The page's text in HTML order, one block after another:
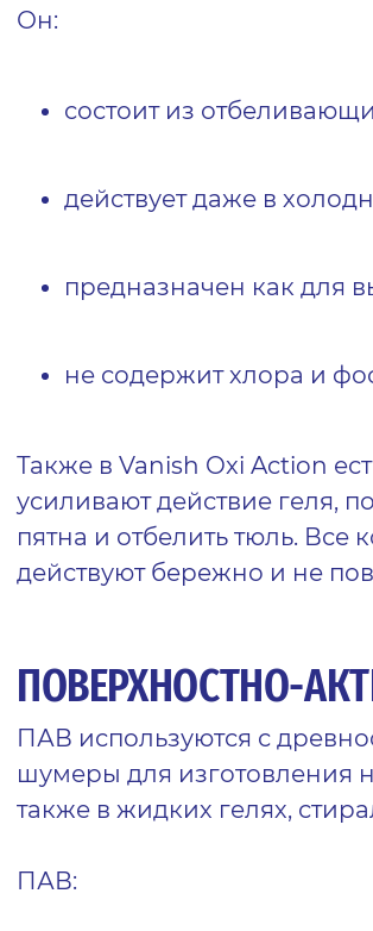
Он:
состоит из отбеливающи
действует даже в
предназначен как для
не содержит хлора и
Также в Vanish Oxi Action
усиливают действие геля, п
пятна и отбелить тюль. Все
действуют бережно и не
ПОВЕРХНОСТНО-
ПАВ используются с древ
шумеры для изготовления
также в жидких гелях,
ПАВ: